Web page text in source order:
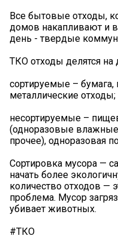
Все бытовые отходы,
домов накапливают и
день - твердые
ТКО отходы делятся на
сортируемые – бумага,
металлические отходы;
несортируемые –
(одноразовые влажные
прочее), одноразовая
Сортировка мусора —
начать более
количество отходов —
проблема. Мусор
убивает животных.
#ТКО